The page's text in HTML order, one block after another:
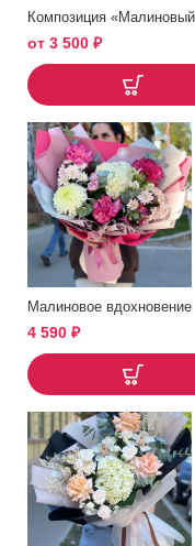
от 3 500 ₽
Малиновое вдохновение
4 590 ₽